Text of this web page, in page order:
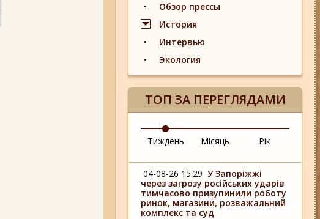
Обзор прессы
История
Интервью
Экология
ТОП ЗА ПЕРЕГЛЯДАМИ
Тиждень Місяць Рік
04-08-26 15:29 У Запоріжжі
через загрозу російських ударів
тимчасово призупинили роботу
ринок, магазини, розважальний
комплекс та суд